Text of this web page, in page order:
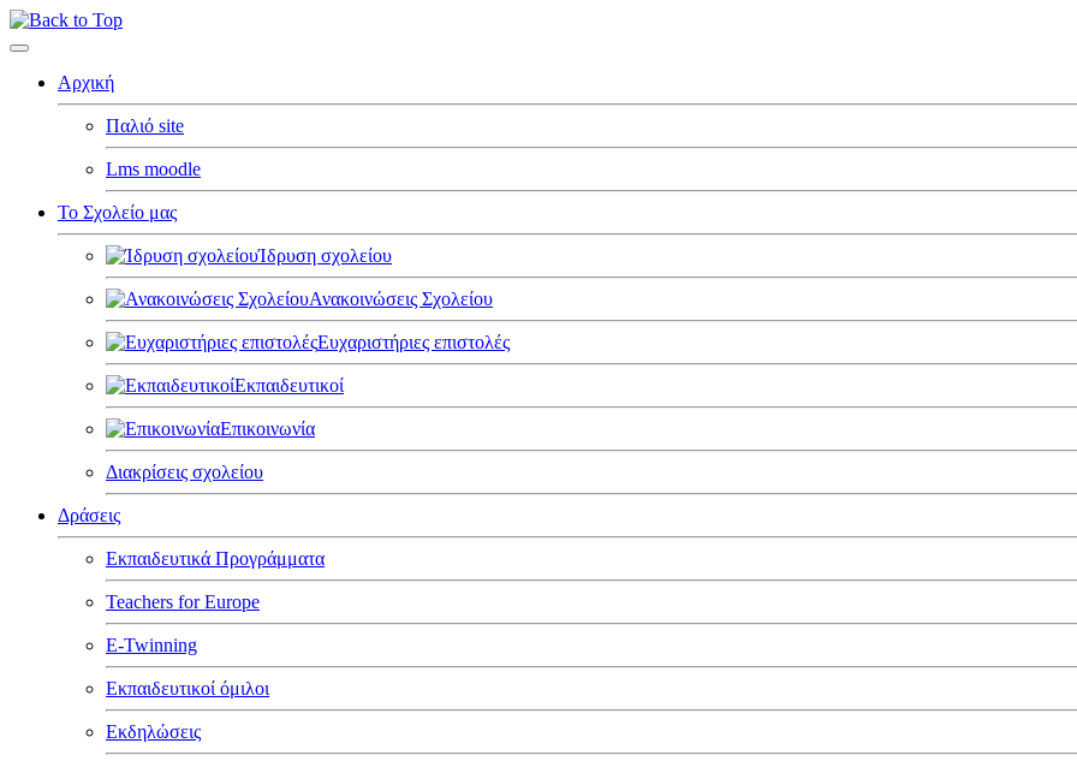
Αρχική
Παλιό site
Lms moodle
Το Σχολείο μας
Ίδρυση σχολείου
Ανακοινώσεις Σχολείου
Ευχαριστήριες επιστολές
Εκπαιδευτικοί
Επικοινωνία
Διακρίσεις σχολείου
Δράσεις
Εκπαιδευτικά Προγράμματα
Teachers for Europe
E-Twinning
Εκπαιδευτικοί όμιλοι
Εκδηλώσεις